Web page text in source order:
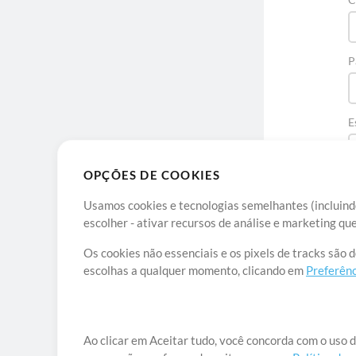
OPÇÕES DE COOKIES
Usamos cookies e tecnologias semelhantes
escolher - ativar recursos de análise e marketing
Os cookies não essenciais e os pixels de tracks
escolhas a qualquer momento, clicando em
Ao clicar em Aceitar tudo, você concorda com o